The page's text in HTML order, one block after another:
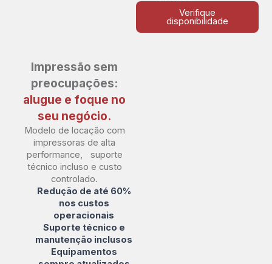
Verifique
disponibilidade
Impressão sem
preocupações:
alugue e foque no
seu negócio.
Modelo de locação com
impressoras de alta
performance, suporte
técnico incluso e custo
controlado.
Redução de até 60%
nos custos
operacionais
Suporte técnico e
manutenção inclusos
Equipamentos